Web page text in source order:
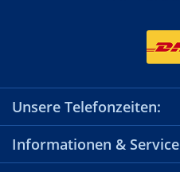
Unsere Telefonzeiten:
Informationen & Service